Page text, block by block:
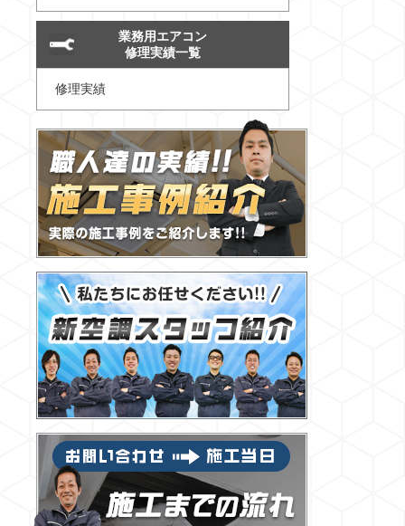
業務用エアコン
修理実績一覧
修理実績